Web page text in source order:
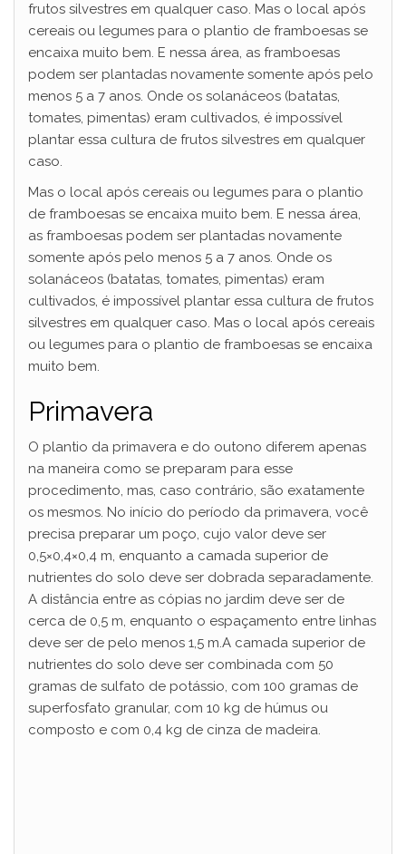
frutos silvestres em qualquer caso. Mas o local após
cereais ou legumes para o plantio de framboesas se
encaixa muito bem. E nessa área, as framboesas
podem ser plantadas novamente somente após pelo
menos 5 a 7 anos. Onde os solanáceos (batatas,
tomates, pimentas) eram cultivados, é impossível
plantar essa cultura de frutos silvestres em qualquer
caso.
Mas o local após cereais ou legumes para o plantio
de framboesas se encaixa muito bem. E nessa área,
as framboesas podem ser plantadas novamente
somente após pelo menos 5 a 7 anos. Onde os
solanáceos (batatas, tomates, pimentas) eram
cultivados, é impossível plantar essa cultura de frutos
silvestres em qualquer caso. Mas o local após cereais
ou legumes para o plantio de framboesas se encaixa
muito bem.
Primavera
O plantio da primavera e do outono diferem apenas
na maneira como se preparam para esse
procedimento, mas, caso contrário, são exatamente
os mesmos. No início do período da primavera, você
precisa preparar um poço, cujo valor deve ser
0,5×0,4×0,4 m, enquanto a camada superior de
nutrientes do solo deve ser dobrada separadamente.
A distância entre as cópias no jardim deve ser de
cerca de 0,5 m, enquanto o espaçamento entre linhas
deve ser de pelo menos 1,5 m.A camada superior de
nutrientes do solo deve ser combinada com 50
gramas de sulfato de potássio, com 100 gramas de
superfosfato granular, com 10 kg de húmus ou
composto e com 0,4 kg de cinza de madeira.